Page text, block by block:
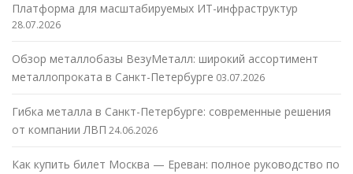
Платформа для масштабируемых ИТ-инфраструктур
28.07.2026
Обзор металлобазы ВезуМеталл: широкий ассортимент
металлопроката в Санкт-Петербурге 03.07.2026
Гибка металла в Санкт-Петербурге: современные решения
от компании ЛВП 24.06.2026
Как купить билет Москва — Ереван: полное руководство по